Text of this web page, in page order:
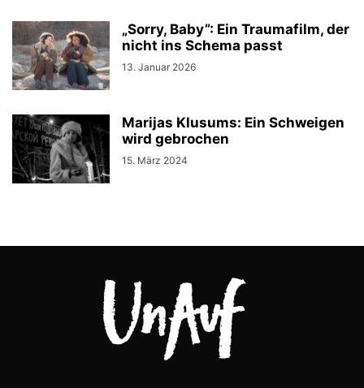
„Sorry, Baby”: Ein Traumafilm, der
nicht ins Schema passt
13. Januar 2026
Marijas Klusums: Ein Schweigen
wird gebrochen
15. März 2024